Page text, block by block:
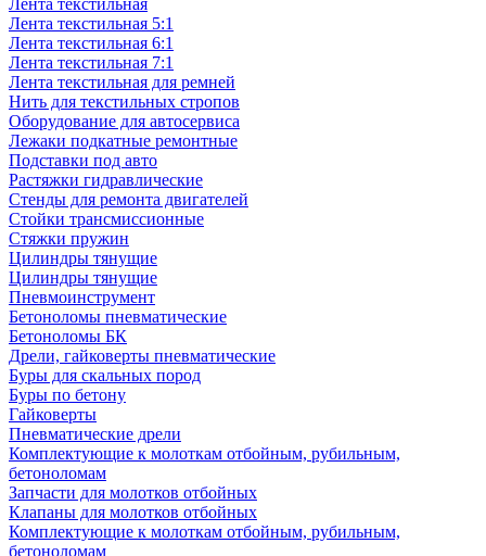
Лента текстильная
Лента текстильная 5:1
Лента текстильная 6:1
Лента текстильная 7:1
Лента текстильная для ремней
Нить для текстильных стропов
Оборудование для автосервиса
Лежаки подкатные ремонтные
Подставки под авто
Растяжки гидравлические
Стенды для ремонта двигателей
Стойки трансмиссионные
Стяжки пружин
Цилиндры тянущие
Цилиндры тянущие
Пневмоинструмент
Бетоноломы пневматические
Бетоноломы БК
Дрели, гайковерты пневматические
Буры для скальных пород
Буры по бетону
Гайковерты
Пневматические дрели
Комплектующие к молоткам отбойным, рубильным,
бетоноломам
Запчасти для молотков отбойных
Клапаны для молотков отбойных
Комплектующие к молоткам отбойным, рубильным,
бетоноломам